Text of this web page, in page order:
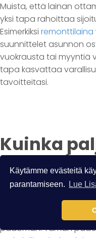
Käytämme evästeitä
parantamiseen.
Lue
Muista, että lainan
yksi tapa rahoittaa
Esimerkiksi remonttilaina
suunnittelet asunnon
vuokrausta tai myyntiä
tapa kasvattaa
tavoitteitasi.
Kuinka
kannattaa
Osakkeiden
pääoman. Tämän